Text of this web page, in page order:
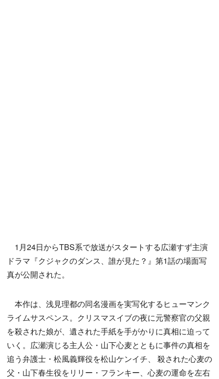
1月24日からTBS系で放送がスタートする広瀬すず主演
ドラマ『クジャクのダンス、誰が見た？』第1話の場面写
真が公開された。
本作は、浅見理都の同名漫画を実写化するヒューマンク
ライムサスペンス。クリスマスイブの夜に元警察官の父親
を殺された娘が、遺された手紙を手がかりに真相に迫って
いく。広瀬演じる主人公・山下心麦とともに事件の真相を
追う弁護士・松風義輝役を松山ケンイチ、 殺された心麦の
父・山下春生役をリリー・フランキー、心麦の運命を左右